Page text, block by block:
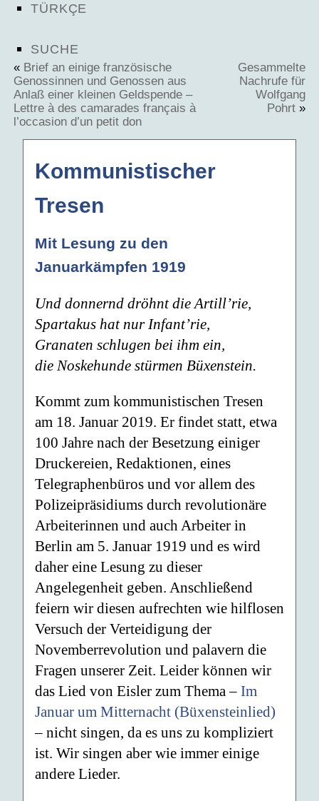
TÜRKÇE
SUCHE
« Brief an einige französische
Genossinnen und Genossen aus
Anlaß einer kleinen Geldspende –
Lettre à des camarades français à
l’occasion d’un petit don
Gesammelte
Nachrufe für
Wolfgang
Pohrt »
Kommunistischer
Tresen
Mit Lesung zu den
Januarkämpfen 1919
Und donnernd dröhnt die Artill’rie,
Spartakus hat nur Infant’rie,
Granaten schlugen bei ihm ein,
die Noskehunde stürmen Büxenstein.
Kommt zum kommunistischen Tresen
am 18. Januar 2019. Er findet statt, etwa
100 Jahre nach der Besetzung einiger
Druckereien, Redaktionen, eines
Telegraphenbüros und vor allem des
Polizeipräsidiums durch revolutionäre
Arbeiterinnen und auch Arbeiter in
Berlin am 5. Januar 1919 und es wird
daher eine Lesung zu dieser
Angelegenheit geben. Anschließend
feiern wir diesen aufrechten wie hilflosen
Versuch der Verteidigung der
Novemberrevolution und palavern die
Fragen unserer Zeit. Leider können wir
das Lied von Eisler zum Thema – Im
Januar um Mitternacht (Büxensteinlied)
– nicht singen, da es uns zu kompliziert
ist. Wir singen aber wie immer einige
andere Lieder.